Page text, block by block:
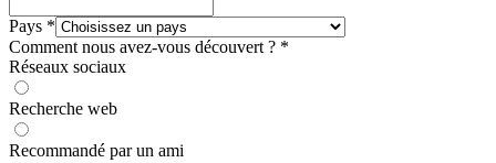
Pays *
Comment nous avez-vous découvert ? *
Réseaux sociaux
Recherche web
Recommandé par un ami